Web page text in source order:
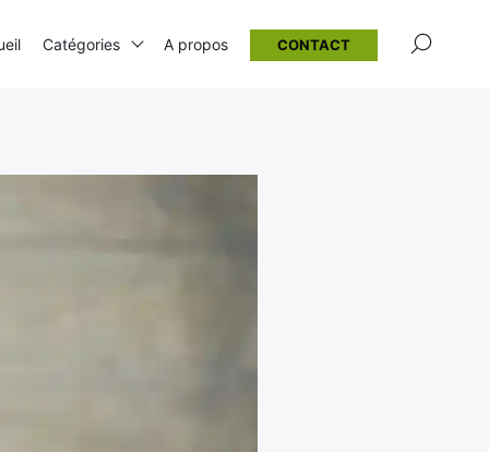
Catégories A propos CONTACT